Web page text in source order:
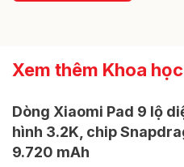
Xem thêm Khoa
Dòng Xiaomi Pad 9 lộ
hình 3.2K, chip
9.720 mAh